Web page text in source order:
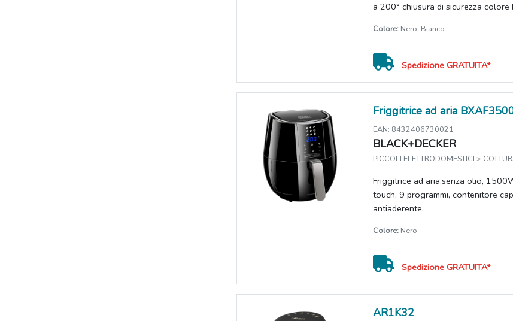
a 200° chiusura di sicurezza colore
Colore: Nero, Bianco
Spedizione GRATUITA*
Friggitrice ad aria
EAN: 8432406730021
BLACK+DECKER
PICCOLI ELETTRODOMESTICI >
Friggitrice ad aria,senza olio,
touch, 9 programmi, contenitore
antiaderente.
Colore: Nero
Spedizione GRATUITA*
AR1K32